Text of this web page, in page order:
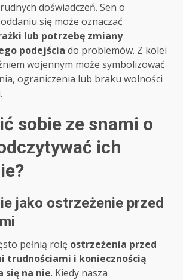
doświadczeń. Sen o
się może oznaczać
lub potrzebę zmiany
podejścia do problemów. Z kolei
wojennym może symbolizować
ograniczenia lub braku wolności
sobie ze snami o
ich
jako ostrzeżenie przed
pełnią rolę ostrzeżenia przed
trudnościami i koniecznością
się na nie. Kiedy nasza